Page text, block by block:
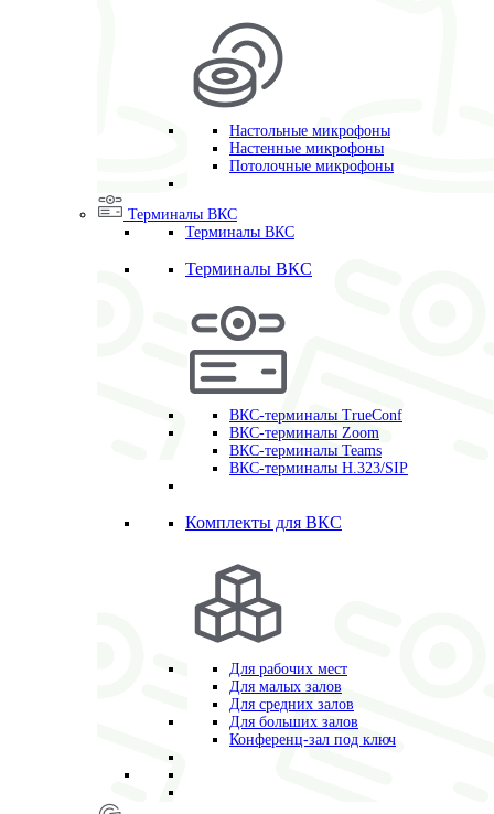
Настольные микрофоны
Настенные микрофоны
Потолочные микрофоны
Терминалы ВКС
Терминалы ВКС
Терминалы ВКС
ВКС-терминалы TrueConf
ВКС-терминалы Zoom
ВКС-терминалы Teams
ВКС-терминалы H.323/SIP
Комплекты для ВКС
Для рабочих мест
Для малых залов
Для средних залов
Для больших залов
Конференц-зал под ключ